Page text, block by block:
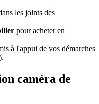
les joints des
pour acheter en
à l'appui de vos démarches
caméra de